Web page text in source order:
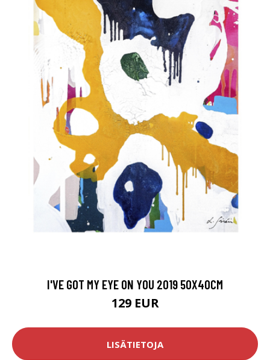
I'VE GOT MY EYE ON YOU 2019 50X40CM
129 EUR
LISÄTIETOJA